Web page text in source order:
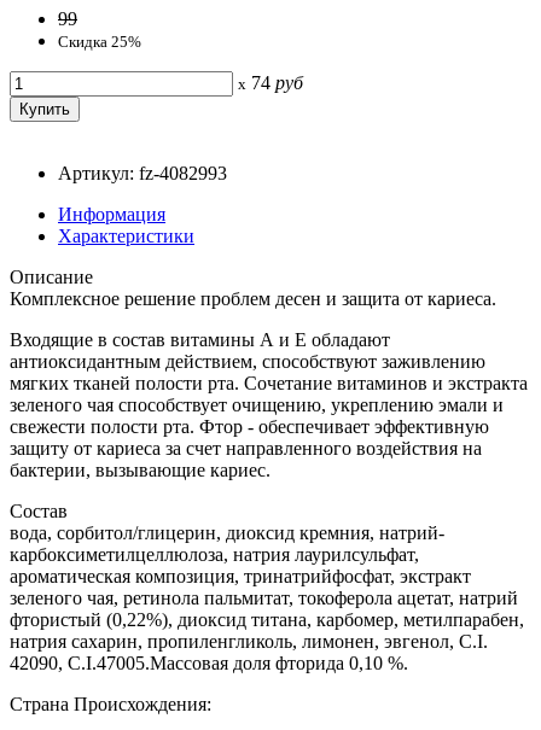
99
Скидка 25%
x 74 руб
Артикул: fz-4082993
Информация
Характеристики
Описание
Комплексное решение проблем десен и защита от кариеса.
Входящие в состав витамины А и Е обладают
антиоксидантным действием, способствуют заживлению
мягких тканей полости рта. Сочетание витаминов и экстракта
зеленого чая способствует очищению, укреплению эмали и
свежести полости рта. Фтор - обеспечивает эффективную
защиту от кариеса за счет направленного воздействия на
бактерии, вызывающие кариес.
Состав
вода, сорбитол/глицерин, диоксид кремния, натрий-
карбоксиметилцеллюлоза, натрия лаурилсульфат,
ароматическая композиция, тринатрийфосфат, экстракт
зеленого чая, ретинола пальмитат, токоферола ацетат, натрий
фтористый (0,22%), диоксид титана, карбомер, метилпарабен,
натрия сахарин, пропиленгликоль, лимонен, эвгенол, C.I.
42090, C.I.47005.Массовая доля фторида 0,10 %.
Страна Происхождения: